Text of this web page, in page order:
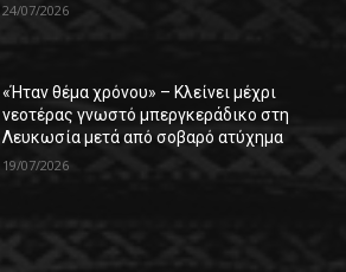
24/07/2026
«Ήταν θέμα χρόνου» – Κλείνει μέχρι
νεοτέρας γνωστό μπεργκεράδικο στη
Λευκωσία μετά από σοβαρό ατύχημα
19/07/2026